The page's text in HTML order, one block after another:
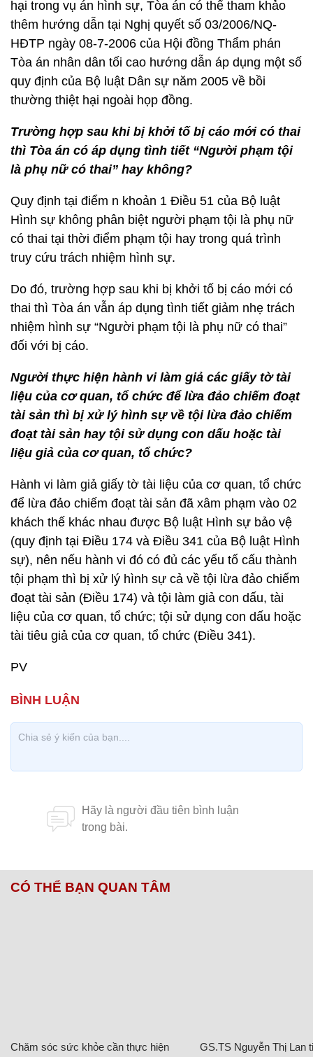
hại trong vụ án hình sự, Tòa án có thể tham khảo
thêm hướng dẫn tại Nghị quyết số 03/2006/NQ-
HĐTP ngày 08-7-2006 của Hội đồng Thẩm phán
Tòa án nhân dân tối cao hướng dẫn áp dụng một số
quy định của Bộ luật Dân sự năm 2005 về bồi
thường thiệt hại ngoài họp đồng.
Trường hợp sau khi bị khởi tố bị cáo mới có thai
thì Tòa án có áp dụng tình tiết “Người phạm tội
là phụ nữ có thai” hay không?
Quy định tại điểm n khoản 1 Điều 51 của Bộ luật
Hình sự không phân biệt người phạm tội là phụ nữ
có thai tại thời điểm phạm tội hay trong quá trình
truy cứu trách nhiệm hình sự.
Do đó, trường hợp sau khi bị khởi tố bị cáo mới có
thai thì Tòa án vẫn áp dụng tình tiết giảm nhẹ trách
nhiệm hình sự “Người phạm tội là phụ nữ có thai”
đối với bị cáo.
Người thực hiện hành vi làm giả các giấy tờ tài
liệu của cơ quan, tổ chức để lừa đảo chiếm đoạt
tài sản thì bị xử lý hình sự về tội lừa đảo chiếm
đoạt tài sản hay tội sử dụng con dấu hoặc tài
liệu giả của cơ quan, tổ chức?
Hành vi làm giả giấy tờ tài liệu của cơ quan, tổ chức
để lừa đảo chiếm đoạt tài sản đã xâm phạm vào 02
khách thế khác nhau được Bộ luật Hình sự bảo vệ
(quy định tại Điều 174 và Điều 341 của Bộ luật Hình
sự), nên nếu hành vi đó có đủ các yếu tố cấu thành
tội phạm thì bị xử lý hình sự cả về tội lừa đảo chiếm
đoạt tài sản (Điều 174) và tội làm giả con dấu, tài
liệu của cơ quan, tổ chức; tội sử dụng con dấu hoặc
tài tiêu giả của cơ quan, tổ chức (Điều 341).
PV
CÓ THỂ BẠN QUAN TÂM
Chăm sóc sức khỏe cần thực hiện
GS.TS Nguyễn Thị Lan